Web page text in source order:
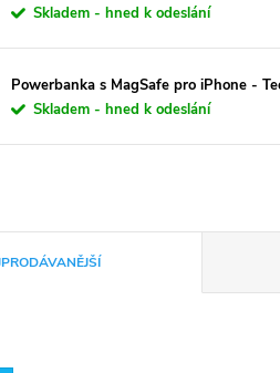
Skladem - hned k odeslání
Powerbanka s MagSafe pro iPhone -
Skladem - hned k odeslání